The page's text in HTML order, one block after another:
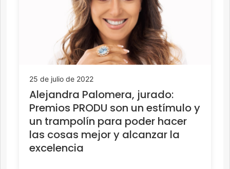
25 de julio de 2022
Alejandra Palomera, jurado:
Premios PRODU son un estímulo y
un trampolín para poder hacer
las cosas mejor y alcanzar la
excelencia